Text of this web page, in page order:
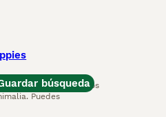
búsqueda
web y otros servicios
Puedes